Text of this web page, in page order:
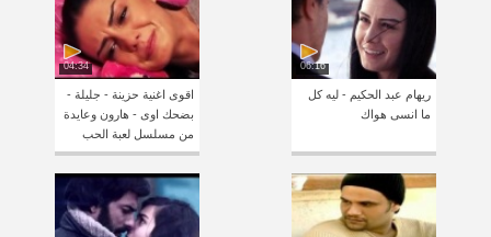
06:16
ريهام عبد الحكيم - ليه كل
ما انسى هواك
04:34
اقوى اغنية حزينة - جليلة -
بضحك اوى - هارون وعايدة
من مسلسل لعبة الحب